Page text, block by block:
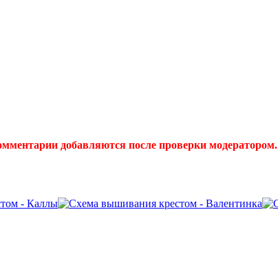
добавляются после проверки модератором.